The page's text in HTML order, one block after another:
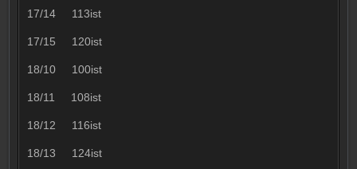
17/14 113ist
17/15 120ist
18/10 100ist
18/11 108ist
18/12 116ist
18/13 124ist